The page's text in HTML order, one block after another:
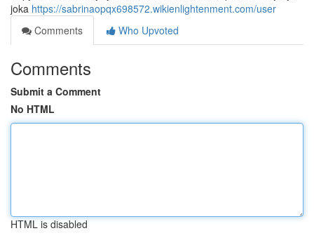
joka https://sabrinaopqx698572.wikienlightenment.com/user
Comments
Who Upvoted
Comments
Submit a Comment
No HTML
HTML is disabled